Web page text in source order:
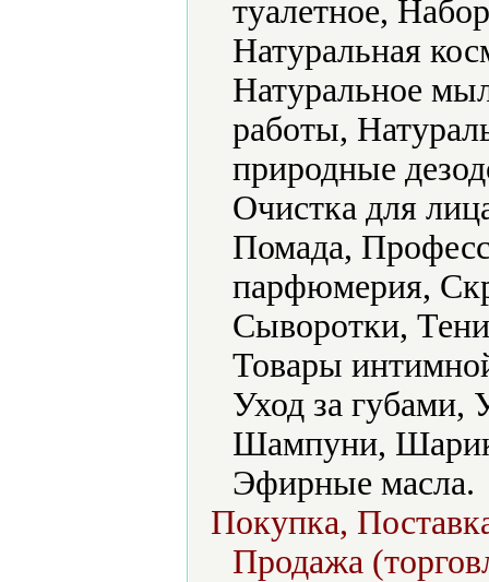
туалетное,
Натуральная
Натуральное
работы,
природные
Очистка для
Помада,
парфюмерия,
Сыворотки,
Товары
Уход за губами,
Шампуни,
Эфирные масла.
Покупка,
Продажа